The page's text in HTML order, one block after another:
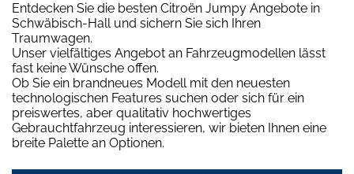
Entdecken Sie die besten Citroën Jumpy Angebote in
Schwäbisch-Hall und sichern Sie sich Ihren
Traumwagen.
Unser vielfältiges Angebot an Fahrzeugmodellen lässt
fast keine Wünsche offen.
Ob Sie ein brandneues Modell mit den neuesten
technologischen Features suchen oder sich für ein
preiswertes, aber qualitativ hochwertiges
Gebrauchtfahrzeug interessieren, wir bieten Ihnen eine
breite Palette an Optionen.